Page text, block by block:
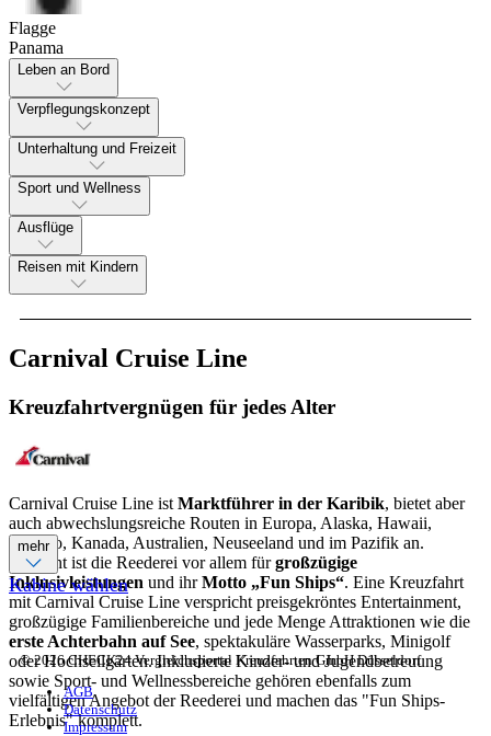
Flagge
Panama
Leben an Bord
Verpflegungskonzept
Unterhaltung und Freizeit
Sport und Wellness
Ausflüge
Reisen mit Kindern
Carnival Cruise Line
Kreuzfahrtvergnügen für jedes Alter
Carnival Cruise Line ist Marktführer in der Karibik, bietet aber
auch abwechslungsreiche Routen in Europa, Alaska, Hawaii,
Mexiko, Kanada, Australien, Neuseeland und im Pazifik an.
Bekannt ist die Reederei vor allem fürgroßzügige
Inklusivleistungen und ihrMotto „Fun Ships“. Eine Kreuzfahrt
mit Carnival Cruise Line verspricht preisgekröntes Entertainment,
großzügige Familienbereiche und jede Menge Attraktionen wie die
erste Achterbahn auf See, spektakuläre Wasserparks, Minigolf
oder Hochseilgärten. Inkludierte Kinder- und Jugendbetreuung
sowie Sport- und Wellnessbereiche gehören ebenfalls zum
vielfältigen Angebot der Reederei und machen das "Fun Ships-
Erlebnis" komplett.
mehr
Kabine wählen
© 2026 CHECK24 Vergleichsportal Kreuzfahrten GmbH Düsseldorf
AGB
Datenschutz
Impressum